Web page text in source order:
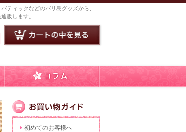
ティックなどのバリ島グッズから、
販します。
初めてのお客様へ